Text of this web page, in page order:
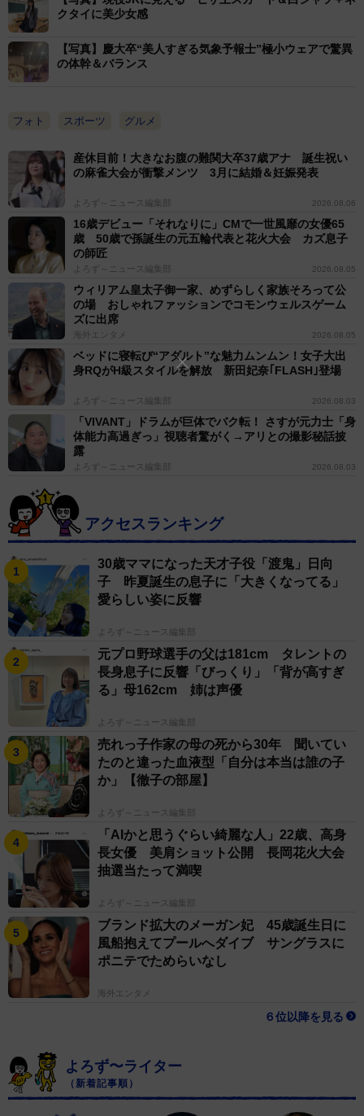
クタイに美少女感
【写真】慶大卒“美人すぎる気象予報士”極小ウェアで驚異
の体幹＆バランス
フォト スポーツ グルメ
産休目前！大きなお腹の難関大卒37歳アナ 誕生祝い
の麻雀大会が衝撃メンツ 3月に結婚＆妊娠発表
よろず～ニュース編集部 2026.08.06
16歳デビュー「それなりに」CMで一世風靡の女優65
歳 50歳で孫誕生の元五輪代表と花火大会 カズ息子
の師匠
よろず～ニュース編集部 2026.08.05
ウィリアム皇太子御一家、めずらしく家族そろって公
の場 おしゃれファッションでコモンウェルスゲーム
ズに出席
海外エンタメ 2026.08.05
ベッドに寝転び“アダルト”な魅力ムンムン！女子大出
身RQがH級スタイルを解放 新田妃奈｢FLASH｣登場
よろず～ニュース編集部 2026.08.03
「VIVANT」ドラムが巨体でバク転！ さすが元力士「身
体能力高過ぎっ」視聴者驚がく→アリとの撮影秘話披
露
よろず～ニュース編集部 2026.08.03
アクセスランキング
30歳ママになった天才子役「渡鬼」日向
子 昨夏誕生の息子に「大きくなってる」
愛らしい姿に反響
よろず～ニュース編集部
元プロ野球選手の父は181cm タレントの
長身息子に反響「びっくり」「背が高すぎ
る」母162cm 姉は声優
よろず～ニュース編集部
売れっ子作家の母の死から30年 聞いてい
たのと違った血液型「自分は本当は誰の子
か」【徹子の部屋】
よろず～ニュース編集部
「AIかと思うぐらい綺麗な人」22歳、高身
長女優 美肩ショット公開 長岡花火大会
抽選当たって満喫
よろず～ニュース編集部
ブランド拡大のメーガン妃 45歳誕生日に
風船抱えてプールへダイブ サングラスに
ポニテでためらいなし
海外エンタメ
６位以降を見る
よろず〜ライター
（新着記事順）